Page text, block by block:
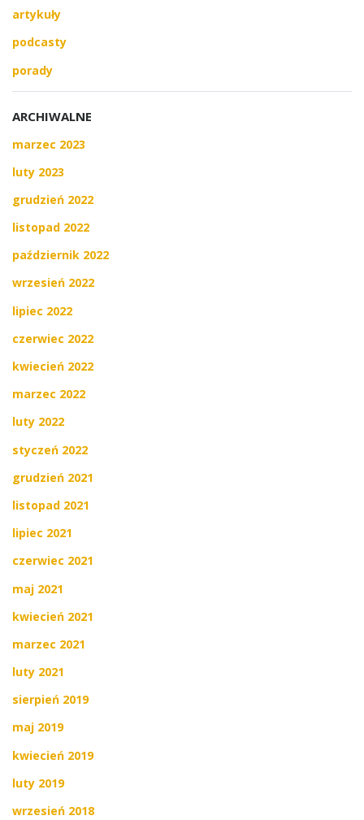
artykuły
podcasty
porady
ARCHIWALNE
marzec 2023
luty 2023
grudzień 2022
listopad 2022
październik 2022
wrzesień 2022
lipiec 2022
czerwiec 2022
kwiecień 2022
marzec 2022
luty 2022
styczeń 2022
grudzień 2021
listopad 2021
lipiec 2021
czerwiec 2021
maj 2021
kwiecień 2021
marzec 2021
luty 2021
sierpień 2019
maj 2019
kwiecień 2019
luty 2019
wrzesień 2018